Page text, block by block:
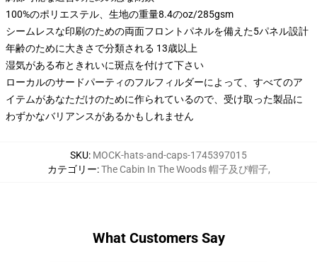
100%のポリエステル、生地の重量8.4のoz/285gsm
シームレスな印刷のための両面フロントパネルを備えた5パネル設計
年齢のために大きさで分類される 13歳以上
湿気がある布ときれいに斑点を付けて下さい
ローカルのサードパーティのフルフィルダーによって、すべてのア
イテムがあなただけのために作られているので、受け取った製品に
わずかなバリアンスがあるかもしれません
SKU: MOCK-hats-and-caps-1745397015
カテゴリー:The Cabin In The Woods 帽子及び帽子,
What Customers Say